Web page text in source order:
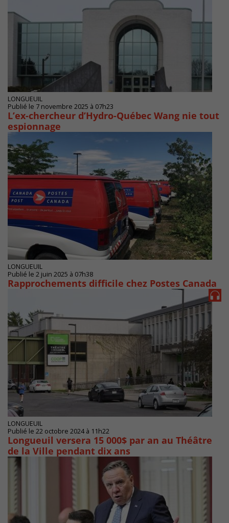
LONGUEUIL
Publié le 7 novembre 2025 à 07h23
L’ex-chercheur d’Hydro-Québec Wang nie tout
espionnage
LONGUEUIL
Publié le 2 juin 2025 à 07h38
Rapprochements difficile chez Postes Canada
LONGUEUIL
Publié le 22 octobre 2024 à 11h22
Longueuil versera 15 000$ par an au Théâtre
de la Ville pendant dix ans